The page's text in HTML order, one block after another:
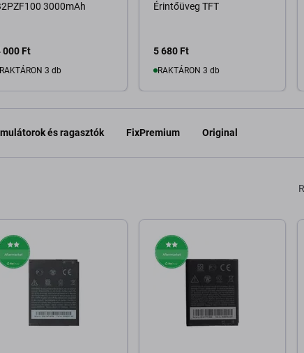
3000mAh
000 Ft
RAKTÁRON 3 db
Kosárba
Érintőüveg TFT
5 680 Ft
RAKTÁRON 3 db
Kosárba
és ragasztók FixPremium Original